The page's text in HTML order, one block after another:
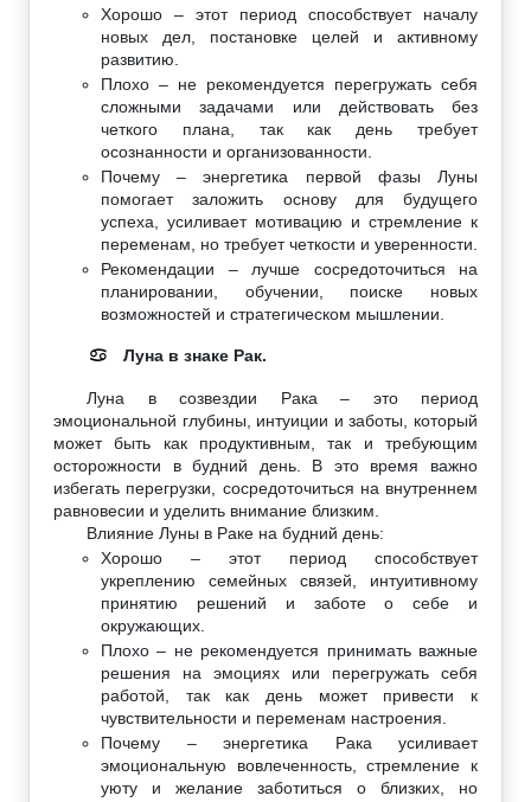
Хорошо – этот период способствует началу
новых дел, постановке целей и активному
развитию.
Плохо – не рекомендуется перегружать себя
сложными задачами или действовать без
четкого плана, так как день требует
осознанности и организованности.
Почему – энергетика первой фазы Луны
помогает заложить основу для будущего
успеха, усиливает мотивацию и стремление к
переменам, но требует четкости и уверенности.
Рекомендации – лучше сосредоточиться на
планировании, обучении, поиске новых
возможностей и стратегическом мышлении.
♋ Луна в знаке Рак.
Луна в созвездии Рака – это период
эмоциональной глубины, интуиции и заботы, который
может быть как продуктивным, так и требующим
осторожности в будний день. В это время важно
избегать перегрузки, сосредоточиться на внутреннем
равновесии и уделить внимание близким.
Влияние Луны в Раке на будний день:
Хорошо – этот период способствует
укреплению семейных связей, интуитивному
принятию решений и заботе о себе и
окружающих.
Плохо – не рекомендуется принимать важные
решения на эмоциях или перегружать себя
работой, так как день может привести к
чувствительности и переменам настроения.
Почему – энергетика Рака усиливает
эмоциональную вовлеченность, стремление к
уюту и желание заботиться о близких, но